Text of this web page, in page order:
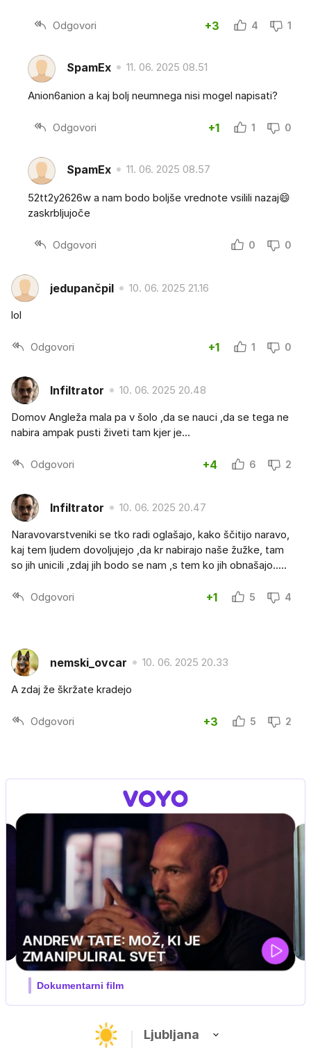
Odgovori +3 4 1
SpamEx 11. 06. 2025 08.51
Anion6anion a kaj bolj neumnega nisi mogel napisati?
Odgovori +1 1 0
SpamEx 11. 06. 2025 08.57
52tt2y2626w a nam bodo boljše vrednote vsilili nazaj😄
zaskrbljujoče
Odgovori 0 0
jedupančpil 10. 06. 2025 21.16
lol
Odgovori +1 1 0
Infiltrator 10. 06. 2025 20.48
Domov Angleža mala pa v šolo ,da se nauci ,da se tega ne
nabira ampak pusti živeti tam kjer je...
Odgovori +4 6 2
Infiltrator 10. 06. 2025 20.47
Naravovarstveniki se tko radi oglašajo, kako ščitijo naravo,
kaj tem ljudem dovoljujejo ,da kr nabirajo naše žužke, tam
so jih unicili ,zdaj jih bodo se nam ,s tem ko jih obnašajo.....
Odgovori +1 5 4
nemski_ovcar 10. 06. 2025 20.33
A zdaj že škržate kradejo
Odgovori +3 5 2
Ljubljana